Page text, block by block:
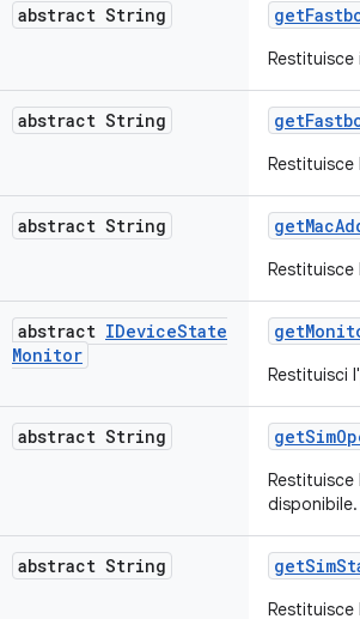
abstract String get
abstract String get
abstract String getMac
Restituisce
abstract IDeviceState
Monitor
get
Restituisci l'
abstract String getSim
Restituisce
disponibile.
abstract String getSim